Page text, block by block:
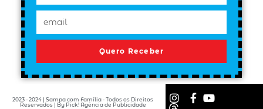
Quero Receber
2023 - 2024 | Sampa com Família - Todos os Direitos
Reservados | By Pick! Agência de Publicidade